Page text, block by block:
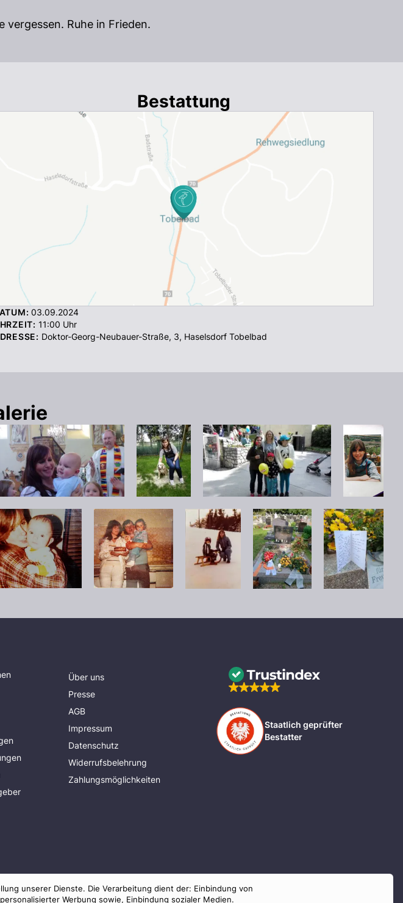
unserer Dienste. Die Verarbeitung dient der: Einbindung von
Werbung sowie, Einbindung sozialer Medien.
vergessen. Ruhe in Frieden.
Bestattung
03.09.2024
11:00 Uhr
Doktor-Georg-Neubauer-Straße, 3, Haselsdorf Tobelbad
Über uns
Presse
AGB
Impressum
Datenschutz
Widerrufsbelehrung
Zahlungsmöglichkeiten
Staatlich geprüfter
Bestatter